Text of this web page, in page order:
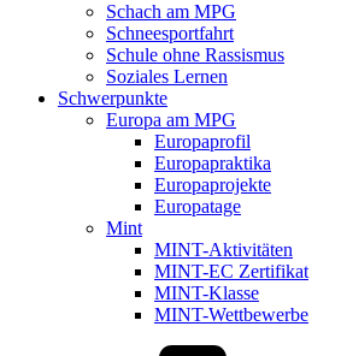
Schach am MPG
Schneesportfahrt
Schule ohne Rassismus
Soziales Lernen
Schwerpunkte
Europa am MPG
Europaprofil
Europapraktika
Europaprojekte
Europatage
Mint
MINT-Aktivitäten
MINT-EC Zertifikat
MINT-Klasse
MINT-Wettbewerbe